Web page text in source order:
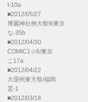
I-10a
■2012/05/27
博麗神社例大祭9/東京
な-35b
■2012/04/30
COMIC1☆6/東京
こ17a
■2012/04/22
大⑨州東方祭/福岡
霊-1
■2012/03/18